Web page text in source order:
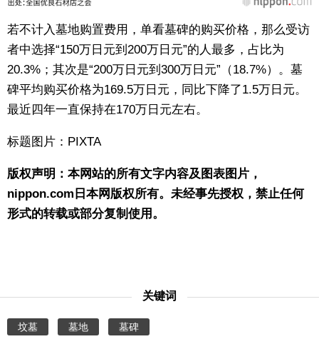
若不计入墓地购置费用，单看墓碑的购买价格，那么受访
者中选择“150万日元到200万日元”的人最多，占比为
20.3%；其次是“200万日元到300万日元”（18.7%）。墓
碑平均购买价格为169.5万日元，同比下降了1.5万日元。
最近四年一直保持在170万日元左右。
标题图片：PIXTA
版权声明：本网站的所有文字内容及图表图片，
nippon.com日本网版权所有。未经事先授权，禁止任何
形式的转载或部分复制使用。
关键词
坟墓 墓地 墓碑